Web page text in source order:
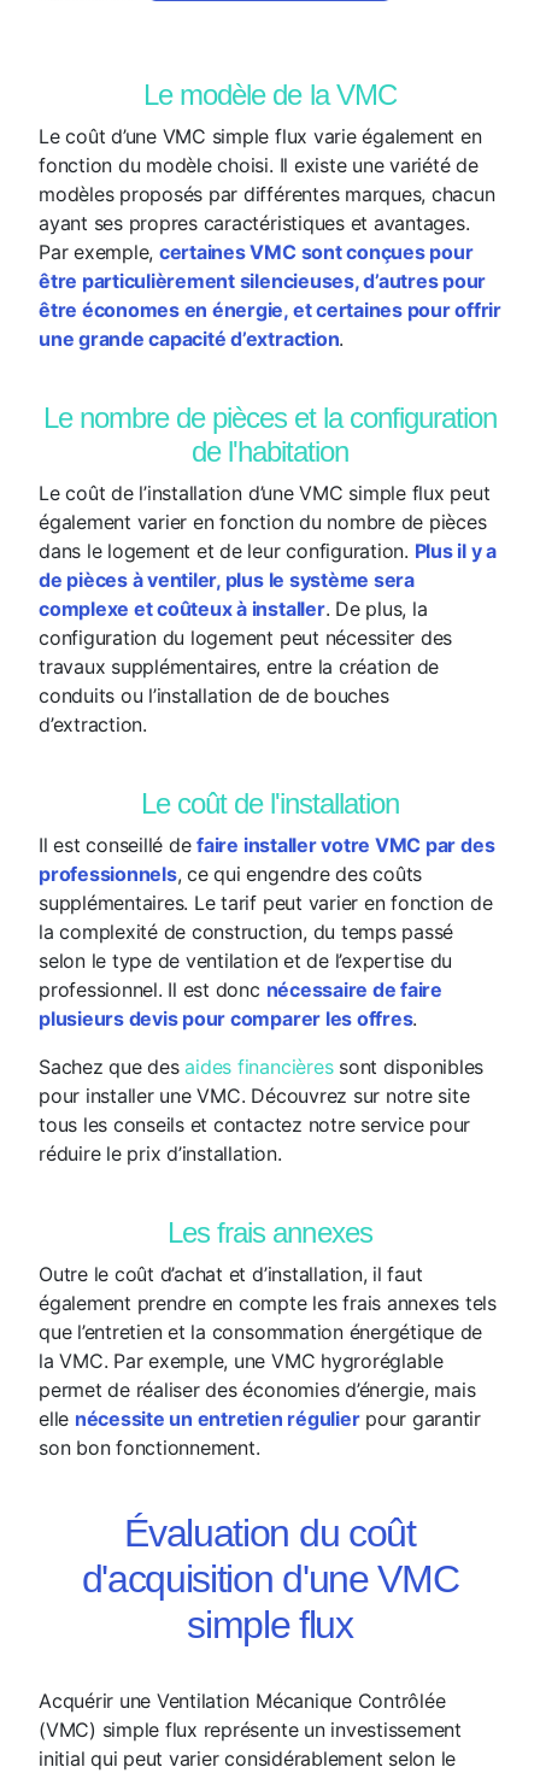
Le modèle de la VMC
Le coût d’une VMC simple flux varie également en
fonction du modèle choisi. Il existe une variété de
modèles proposés par différentes marques, chacun
ayant ses propres caractéristiques et avantages.
Par exemple, certaines VMC sont conçues pour
être particulièrement silencieuses, d’autres pour
être économes en énergie, et certaines pour offrir
une grande capacité d’extraction.
Le nombre de pièces et la configuration
de l'habitation
Le coût de l’installation d’une VMC simple flux peut
également varier en fonction du nombre de pièces
dans le logement et de leur configuration. Plus il y a
de pièces à ventiler, plus le système sera
complexe et coûteux à installer. De plus, la
configuration du logement peut nécessiter des
travaux supplémentaires, entre la création de
conduits ou l’installation de de bouches
d’extraction.
Le coût de l'installation
Il est conseillé defaire installer votre VMC par des
professionnels, ce qui engendre des coûts
supplémentaires. Le tarif peut varier en fonction de
la complexité de construction, du temps passé
selon le type de ventilation et de l’expertise du
professionnel. Il est donc nécessaire de faire
plusieurs devis pour comparer les offres.
Sachez que desaides financièressont disponibles
pour installer une VMC. Découvrez sur notre site
tous les conseils et contactez notre service pour
réduire le prix d’installation.
Les frais annexes
Outre le coût d’achat et d’installation, il faut
également prendre en compte les frais annexes tels
que l’entretien et la consommation énergétique de
la VMC. Par exemple, une VMC hygroréglable
permet de réaliser des économies d’énergie, mais
elle nécessite un entretien régulierpour garantir
son bon fonctionnement.
Évaluation du coût
d'acquisition d'une VMC
simple flux
Acquérir une Ventilation Mécanique Contrôlée
(VMC) simple flux représente un investissement
initial qui peut varier considérablement selon le